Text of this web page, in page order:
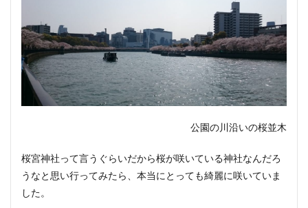
公園の川沿いの桜並木
桜宮神社って言うぐらいだから桜が咲いている神社なんだろ
うなと思い行ってみたら、本当にとっても綺麗に咲いていま
した。